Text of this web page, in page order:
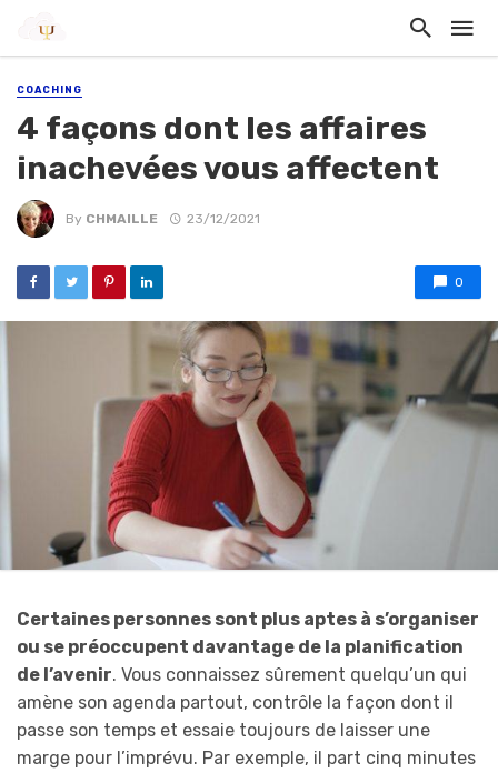
COACHING
4 façons dont les affaires
inachevées vous affectent
By CHMAILLE 23/12/2021
0
Certaines personnes sont plus aptes à s’organiser
ou se préoccupent davantage de la planification
de l’avenir. Vous connaissez sûrement quelqu’un qui
amène son agenda partout, contrôle la façon dont il
passe son temps et essaie toujours de laisser une
marge pour l’imprévu. Par exemple, il part cinq minutes